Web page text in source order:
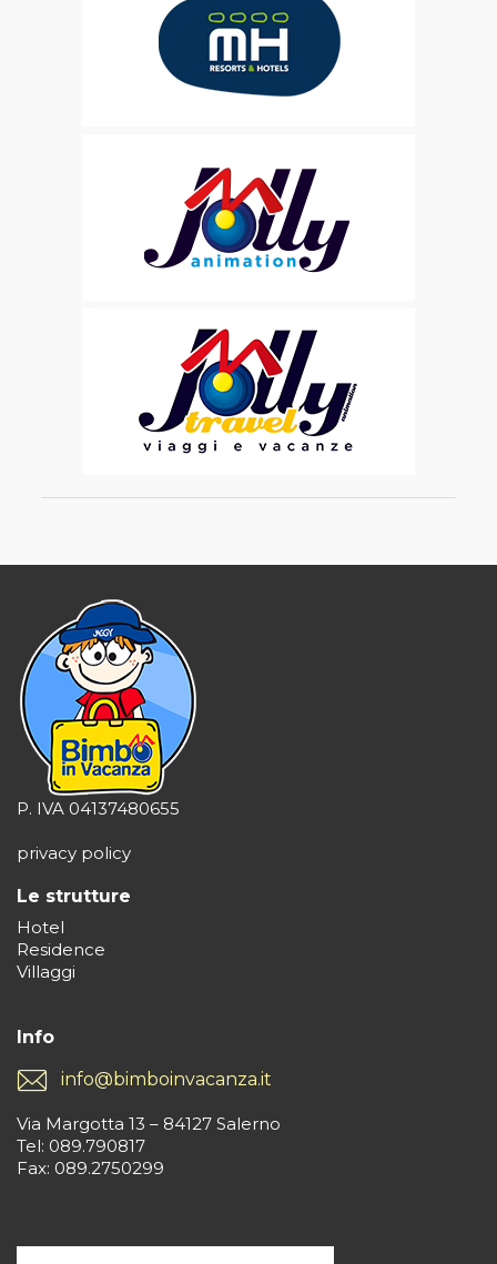
P. IVA 04137480655
privacy policy
Le strutture
Hotel
Residence
Villaggi
Info
info@bimboinvacanza.it
Via Margotta 13 – 84127 Salerno
Tel: 089.790817
Fax: 089.2750299